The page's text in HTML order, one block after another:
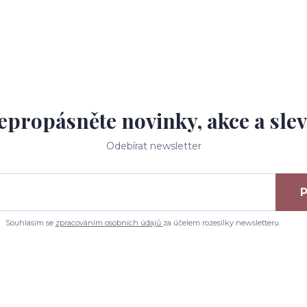
novinky, akce a
Odebírat newsletter
Souhlasím se zpracováním osobních údajů za účelem rozesílky newsletteru.